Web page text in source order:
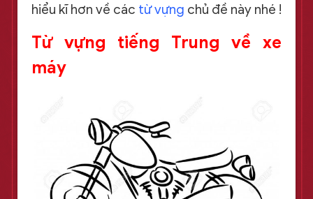
hiểu kĩ hơn về các từ vựng chủ đề này nhé !
Từ vựng tiếng Trung về xe
máy